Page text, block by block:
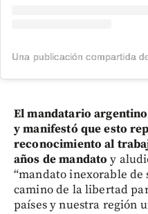
El mandatario
y manifestó que esto
reconocimiento al
años de mandato y
“mandato inexorable
camino de la libertad
países y nuestra región